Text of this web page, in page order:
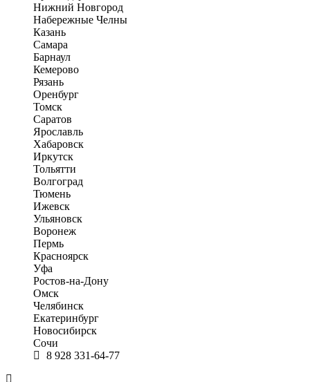
Нижний Новгород
Набережные Челны
Казань
Самара
Барнаул
Кемерово
Рязань
Оренбург
Томск
Саратов
Ярославль
Хабаровск
Иркутск
Тольятти
Волгоград
Тюмень
Ижевск
Ульяновск
Воронеж
Пермь
Красноярск
Уфа
Ростов-на-Дону
Омск
Челябинск
Екатеринбург
Новосибирск
Сочи
8 928 331-64-77